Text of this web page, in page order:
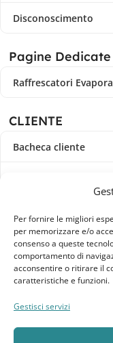
Per fornire le migliori
per memorizzare e/o
consenso a queste
comportamento di
acconsentire o ritirare il
caratteristiche e funzioni.
Gestisci servizi
Disconoscimento
Pagine Dedicate
Raffrescatori
CLIENTE
Bacheca cliente
Indirizzi
Metodi di pagamento
Dettagli account
Lista dei desideri